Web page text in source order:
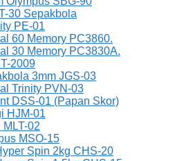
30 Sepakbola
PE-01
60 Memory PC3860.
30 Memory PC3830A.
2009
3mm JGS-03
Trinity PVN-03
DSS-01 (Papan Skor)
HJM-01
02
MSO-15
Spin 2kg CHS-20